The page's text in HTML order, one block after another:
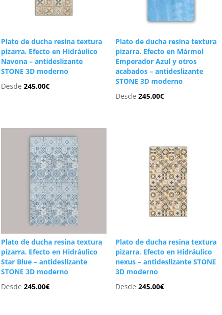
Plato de ducha resina textura
pizarra. Efecto en Hidráulico
Navona – antideslizante
STONE 3D moderno
Desde245.00€
Plato de ducha resina textura
pizarra. Efecto en Mármol
Emperador Azul y otros
acabados – antideslizante
STONE 3D moderno
Desde 245.00€
Plato de ducha resina textura
pizarra. Efecto en Hidráulico
Star Blue – antideslizante
STONE 3D moderno
Desde245.00€
Plato de ducha resina textura
pizarra. Efecto en Hidráulico
nexus – antideslizante STONE
3D moderno
Desde 245.00€